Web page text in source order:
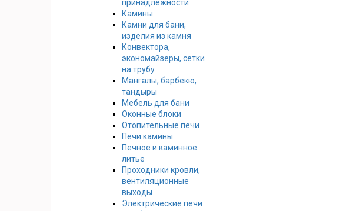
принадлежности
Камины
Камни для бани,
изделия из камня
Конвектора,
экономайзеры, сетки
на трубу
Мангалы, барбекю,
тандыры
Мебель для бани
Оконные блоки
Отопительные печи
Печи камины
Печное и каминное
литье
Проходники кровли,
вeнтиляционные
выходы
Электрические печи